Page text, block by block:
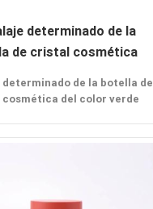
determinado de la
de cristal cosmética
color verde
determinado de la botella de
del color verde
Características: